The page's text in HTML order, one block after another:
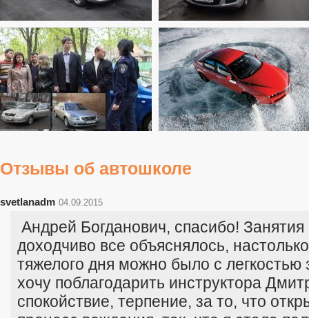
Отзывы об автошколе
svetlanadm 04.09.2015
Андрей Богданович, спасибо!
доходчиво все объяснялось,
тяжелого дня можно было с легкостью
хочу поблагодарить инструктора
спокойствие, терпение, за то, что